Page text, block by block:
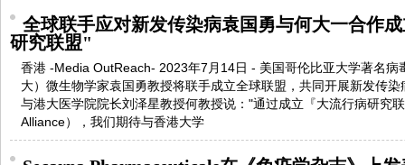
全球联手应对新发传染病袁国勇与何大一合作
研究联盟"
香港 -Media OutReach- 2023年7月14日 - 美国哥伦比亚大学著名病
大）微生物学家袁国勇教授将联手成立全球联盟，共同开展新发传
与港大医学院院长刘泽星教授何教授说："通过成立『大流行病研究
Alliance），我们期待与香港大学